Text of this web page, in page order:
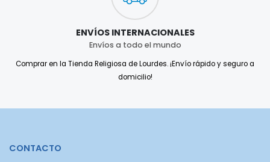
ENVÍOS INTERNACIONALES
Envíos a todo el mundo
Comprar en la Tienda Religiosa de Lourdes. ¡Envío rápido y seguro a
domicilio!
CONTACTO